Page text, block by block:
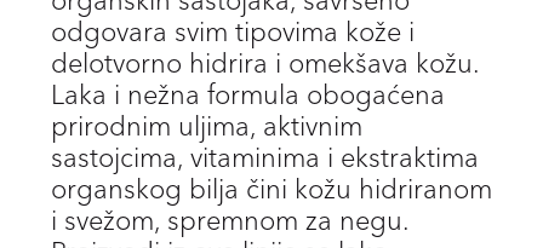
odgovara svim tipovima kože i
delotvorno hidrira i omekšava kožu.
Laka i nežna formula obogaćena
prirodnim uljima, aktivnim
sastojcima, vitaminima i ekstraktima
organskog bilja čini kožu hidriranom
i svežom, spremnom za negu.